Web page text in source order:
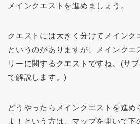
メインクエストを進めましょう。
クエストには大きく分けてメインク
というのがありますが、メインクエ
リーに関するクエストですね。(サ
で解説します。)
どうやったらメインクエストを進め
よ！という方は、マップを開いて下